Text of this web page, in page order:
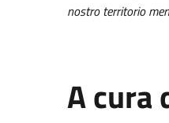
nostro territorio
A cura